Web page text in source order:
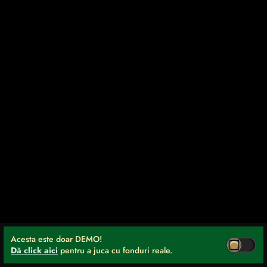
Acesta este doar DEMO!
Dă click aici pentru a juca cu fonduri reale.